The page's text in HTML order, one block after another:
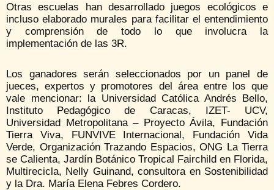
Otras escuelas han desarrollado juegos ecológicos e
incluso elaborado murales para facilitar el entendimiento
y comprensión de todo lo que involucra la
implementación de las 3R.
Los ganadores serán seleccionados por un panel de
jueces, expertos y promotores del área entre los que
vale mencionar: la Universidad Católica Andrés Bello,
Instituto Pedagógico de Caracas, IZET- UCV,
Universidad Metropolitana – Proyecto Ávila, Fundación
Tierra Viva, FUNVIVE Internacional, Fundación Vida
Verde, Organización Trazando Espacios, ONG La Tierra
se Calienta, Jardín Botánico Tropical Fairchild en Florida,
Multirecicla, Nelly Guinand, consultora en Sostenibilidad
y la Dra. María Elena Febres Cordero.